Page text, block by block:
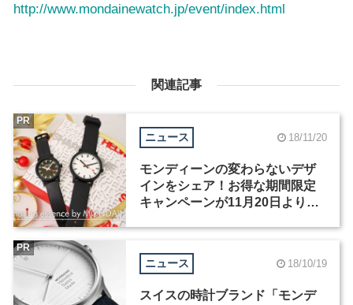
http://www.mondainewatch.jp/event/index.html
関連記事
ニュース 18/11/20
モンディーンの変わらないデザ
インをシェア！お得な期間限定
キャンペーンが11月20日より開
PR
ニュース 18/10/19
スイスの時計ブランド「モンデ
PR